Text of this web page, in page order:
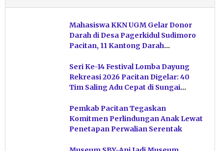
Mahasiswa KKN UGM Gelar Donor
Darah di Desa Pagerkidul Sudimoro
Pacitan, 11 Kantong Darah
Seri Ke-14 Festival Lomba Dayung
Rekreasi 2026 Pacitan Digelar: 40
Tim Saling Adu Cepat di Sungai
Pemkab Pacitan Tegaskan
Komitmen Perlindungan Anak Lewat
Penetapan Perwalian Serentak